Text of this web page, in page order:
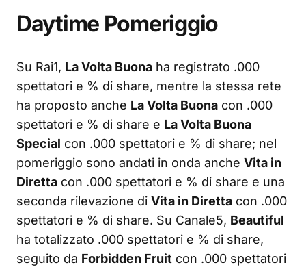
Daytime Pomeriggio
Su Rai1, La Volta Buona ha registrato .000
spettatori e % di share, mentre la stessa rete
ha proposto anche La Volta Buona con .000
spettatori e % di share e La Volta Buona
Special con .000 spettatori e % di share; nel
pomeriggio sono andati in onda anche Vita in
Diretta con .000 spettatori e % di share e una
seconda rilevazione di Vita in Diretta con .000
spettatori e % di share. Su Canale5, Beautiful
ha totalizzato .000 spettatori e % di share,
seguito da Forbidden Fruit con .000 spettatori